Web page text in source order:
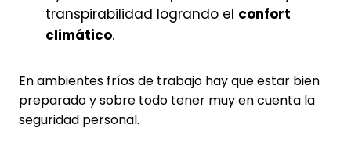
transpirabilidad logrando el confort
climático.
En ambientes fríos de trabajo hay que estar bien
preparado y sobre todo tener muy en cuenta la
seguridad personal.